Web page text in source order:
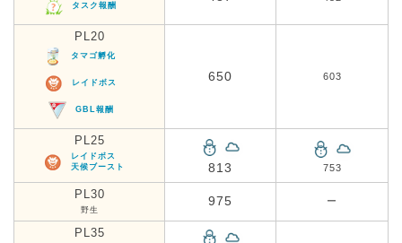
タスク報酬
PL20
タマゴ孵化
レイドボス
GBL報酬
650 603
PL25
レイドボス
天候ブースト
813 753
PL30
野生
975 ー
PL35